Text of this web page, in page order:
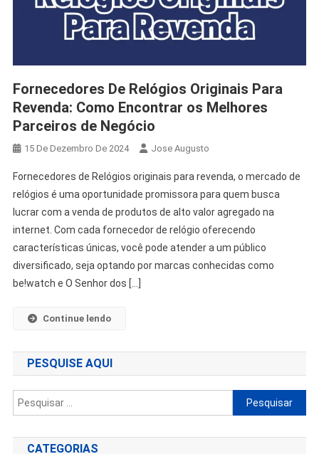
Fornecedores De Relógios Originais Para
Revenda: Como Encontrar os Melhores
Parceiros de Negócio
15 De Dezembro De 2024 Jose Augusto
Fornecedores de Relógios originais para revenda, o mercado de
relógios é uma oportunidade promissora para quem busca
lucrar com a venda de produtos de alto valor agregado na
internet. Com cada fornecedor de relógio oferecendo
características únicas, você pode atender a um público
diversificado, seja optando por marcas conhecidas como
be!watch e O Senhor dos […]
Continue lendo
PESQUISE AQUI
Pesquisar
por:
CATEGORIAS